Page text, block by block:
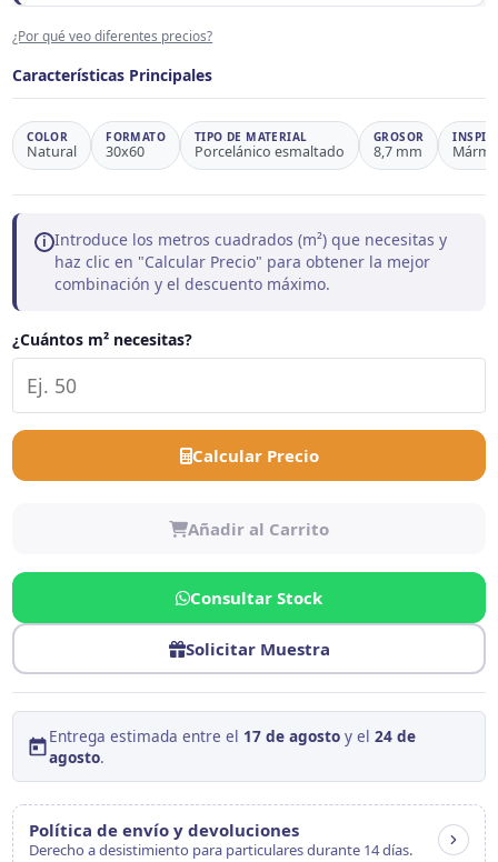
Precio/m²
Observaciones
¿Por qué veo diferentes precios?
Características Principales
COLOR
Natural
FORMATO
30x60
TIPO DE MATERIAL
Porcelánico esmaltado
GROSOR
8,7 mm
i Introduce los metros cuadrados (m²) que necesitas y
haz clic en "Calcular Precio" para obtener la mejor
combinación y el descuento máximo.
¿Cuántos m² necesitas?
Calcular Precio
Añadir al Carrito
Solicitar Muestra
Consultar Stock
Entrega estimada entre el 17 de agosto y el24 de
agosto.
Política de envío y devoluciones
Derecho a desistimiento para particulares durante 14 días.